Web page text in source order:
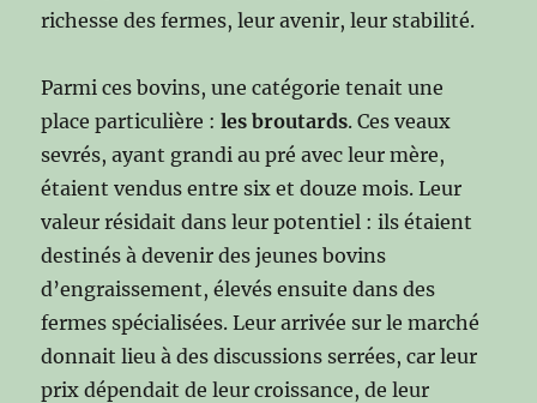
richesse des fermes, leur avenir, leur stabilité.
Parmi ces bovins, une catégorie tenait une
place particulière :les broutards. Ces veaux
sevrés, ayant grandi au pré avec leur mère,
étaient vendus entre six et douze mois. Leur
valeur résidait dans leur potentiel : ils étaient
destinés à devenir des jeunes bovins
d’engraissement, élevés ensuite dans des
fermes spécialisées. Leur arrivée sur le marché
donnait lieu à des discussions serrées, car leur
prix dépendait de leur croissance, de leur